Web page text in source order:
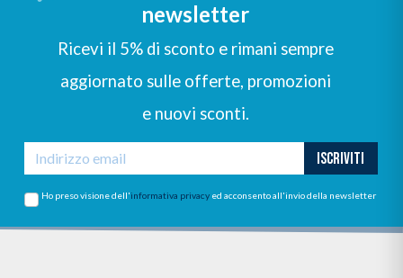
newsletter
Ricevi il 5% di sconto e rimani sempre
aggiornato sulle offerte, promozioni
e nuovi sconti.
ISCRIVITI
Ho preso visione dell'informativa privacy ed acconsento all'invio della newsletter